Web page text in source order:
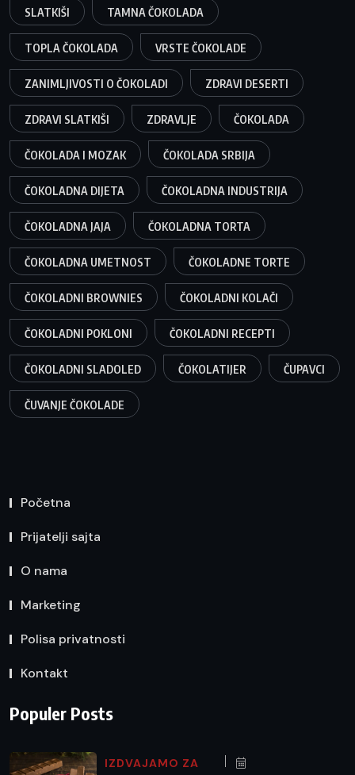
SLATKIŠI TAMNA ČOKOLADA
TOPLA ČOKOLADA VRSTE ČOKOLADE
ZANIMLJIVOSTI O ČOKOLADI ZDRAVI DESERTI
ZDRAVI SLATKIŠI ZDRAVLJE ČOKOLADA
ČOKOLADA I MOZAK ČOKOLADA SRBIJA
ČOKOLADNA DIJETA ČOKOLADNA INDUSTRIJA
ČOKOLADNA JAJA ČOKOLADNA TORTA
ČOKOLADNA UMETNOST ČOKOLADNE TORTE
ČOKOLADNI BROWNIES ČOKOLADNI KOLAČI
ČOKOLADNI POKLONI ČOKOLADNI RECEPTI
ČOKOLADNI SLADOLED ČOKOLATIJER ČUPAVCI
ČUVANJE ČOKOLADE
Početna
Prijatelji sajta
O nama
Marketing
Polisa privatnosti
Kontakt
Populer Posts
IZDVAJAMO ZA